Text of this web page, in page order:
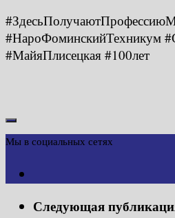
#НароФоминскийТехникум
#МайяПлисецкая #100лет
Мы в социальных сетях
Следующая